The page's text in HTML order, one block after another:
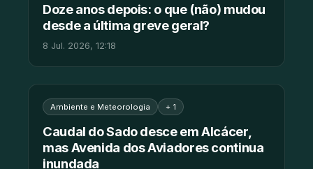
Doze anos depois: o que (não) mudou
desde a última greve geral?
8 Jul. 2026, 12:18
Ambiente e Meteorologia + 1
Caudal do Sado desce em Alcácer,
mas Avenida dos Aviadores continua
inundada